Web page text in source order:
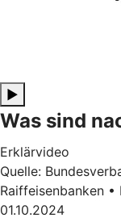
▶
Was sind
Erklärvideo
Quelle:
Raiffeisenbanken
01.10.2024